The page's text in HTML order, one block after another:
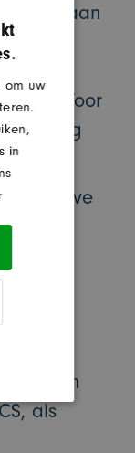
hierbij aan
u
huis. Voor
u graag
Exclusive
in
als
om uw
in